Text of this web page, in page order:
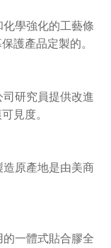
化學強化的工藝條
護產品定製的。
司研究員提供改進
見度。
造原產地是由美商
的一體式貼合膠全